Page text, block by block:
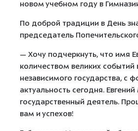
новом учебном году в
По доброй традиции в День
председатель
— Хочу подчеркнуть, что имя
количеством великих
независимого государства, с
актуальность сегодня.
государственный деятель.
вам и успехов!